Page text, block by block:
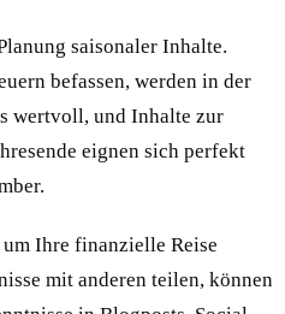
saisonaler Inhalte.
befassen, werden in der
wertvoll, und Inhalte zur
eignen sich perfekt
Ihre finanzielle Reise
mit anderen teilen, können